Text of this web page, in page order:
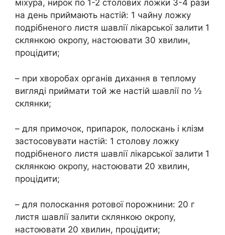
міхура, нирок по 1-2 столових ложки 3-4 рази
на день приймають настій: 1 чайну ложку
подрібненого листя шавлії лікарської залити 1
склянкою окропу, настоювати 30 хвилин,
процідити;
– при хворобах органів дихання в теплому
вигляді приймати той же настій шавлії по ½
склянки;
– для примочок, припарок, полоскань і клізм
застосовувати настій: 1 столову ложку
подрібненого листя шавлії лікарської залити 1
склянкою окропу, настоювати 20 хвилин,
процідити;
– для полоскання ротової порожнини: 20 г
листя шавлії залити склянкою окропу,
настоювати 20 хвилин, процідити;